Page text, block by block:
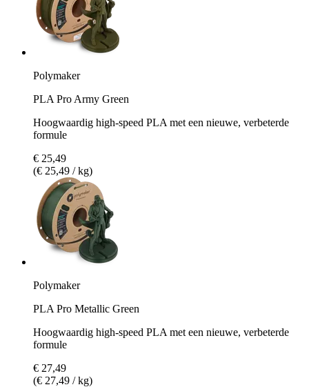
Polymaker
PLA Pro Army Green
Hoogwaardig high-speed PLA met een nieuwe, verbeterde
formule
€ 25,49
(€ 25,49 / kg)
Polymaker
PLA Pro Metallic Green
Hoogwaardig high-speed PLA met een nieuwe, verbeterde
formule
€ 27,49
(€ 27,49 / kg)